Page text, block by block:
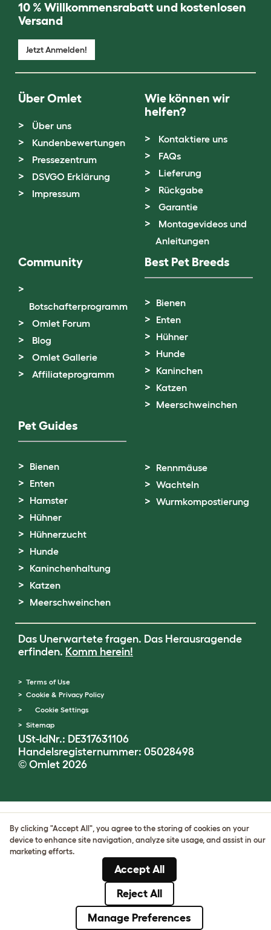
10 % Willkommensrabatt und kostenlosen
Versand
Jetzt Anmelden!
Über Omlet
Über uns
Kundenbewertungen
Pressezentrum
DSVGO Erklärung
Impressum
Wie können wir
helfen?
Kontaktiere uns
FAQs
Lieferung
Rückgabe
Garantie
Montagevideos und
Anleitungen
Community
Botschafterprogramm
Omlet Forum
Blog
Omlet Gallerie
Affiliateprogramm
Best Pet Breeds
Bienen
Enten
Hühner
Hunde
Kaninchen
Katzen
Meerschweinchen
Pet Guides
Bienen
Enten
Hamster
Hühner
Hühnerzucht
Hunde
Kaninchenhaltung
Katzen
Meerschweinchen
Rennmäuse
Wachteln
Wurmkompostierung
Das Unerwartete fragen. Das Herausragende
erfinden. Komm herein!
Terms of Use
Cookie & Privacy Policy
Cookie Settings
Sitemap
USt-IdNr.: DE317631106
Handelsregisternummer: 05028498
© Omlet 2026
By clicking "Accept All", you agree to the storing of cookies on your
device to enhance site navigation, analyze site usage, and assist in our
marketing efforts.
Accept All
Reject All
Manage Preferences